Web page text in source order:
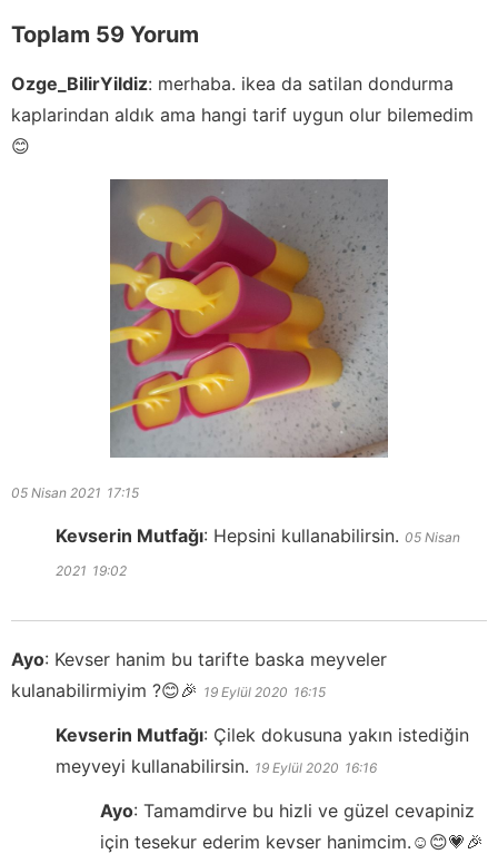
Toplam 59 Yorum
Ozge_BilirYildiz: merhaba. ikea da satilan dondurma
kaplarindan aldık ama hangi tarif uygun olur bilemedim
😊
05 Nisan 2021 17:15
Kevserin Mutfağı: Hepsini kullanabilirsin. 05 Nisan
2021 19:02
Ayo: Kevser hanim bu tarifte baska meyveler
kulanabilirmiyim ?😊🎉 19 Eylül 2020 16:15
Kevserin Mutfağı: Çilek dokusuna yakın istediğin
meyveyi kullanabilirsin. 19 Eylül 2020 16:16
Ayo: Tamamdirve bu hizli ve güzel cevapiniz
için tesekur ederim kevser hanimcim.☺️😊💗🎉